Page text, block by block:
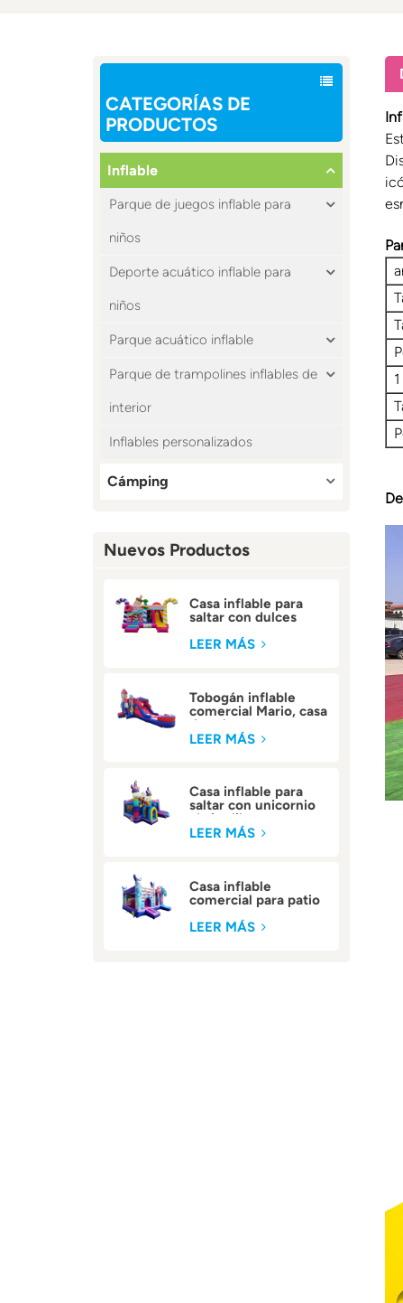
CATEGORÍAS DE
PRODUCTOS
Inflable
Parque de juegos inflable para
niños
Deporte acuático inflable para
niños
Parque acuático inflable
Parque de trampolines inflables de
interior
Inflables personalizados
Cámping
Nuevos Productos
Casa inflable para
saltar con dulces
niños
LEER MÁS
Tobogán inflable
comercial Mario, casa
de rebote
LEER MÁS
Casa inflable para
saltar con unicornio
al aire libre
LEER MÁS
Casa inflable
comercial para patio
LEER MÁS